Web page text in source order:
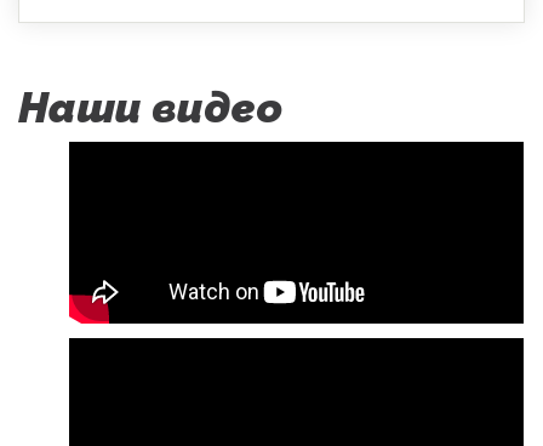
Наши видео